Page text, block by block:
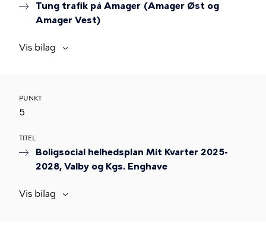
Tung trafik på Amager (Amager Øst og
Amager Vest)
Vis bilag
PUNKT
5
TITEL
Boligsocial helhedsplan Mit Kvarter 2025-
2028, Valby og Kgs. Enghave
Vis bilag